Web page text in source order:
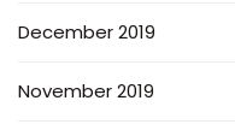
December 2019
November 2019